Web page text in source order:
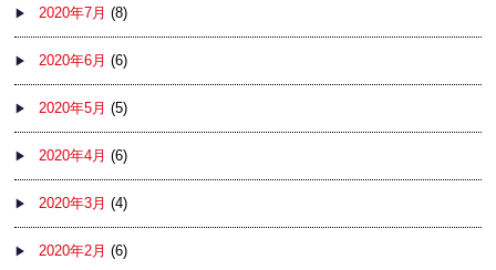
2020年7月 (8)
2020年6月 (6)
2020年5月 (5)
2020年4月 (6)
2020年3月 (4)
2020年2月 (6)